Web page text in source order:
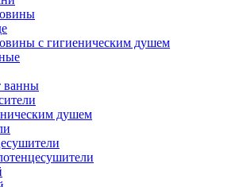
с гигиеническим душем
ванны
душем